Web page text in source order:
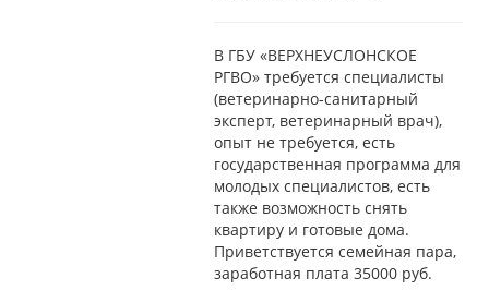
В ГБУ «ВЕРХНЕУСЛОНСКОЕ
РГВО» требуется специалисты
(ветеринарно-санитарный
эксперт, ветеринарный врач),
опыт не требуется, есть
государственная программа для
молодых специалистов, есть
также возможность снять
квартиру и готовые дома.
Приветствуется семейная пара,
заработная плата 35000 руб.